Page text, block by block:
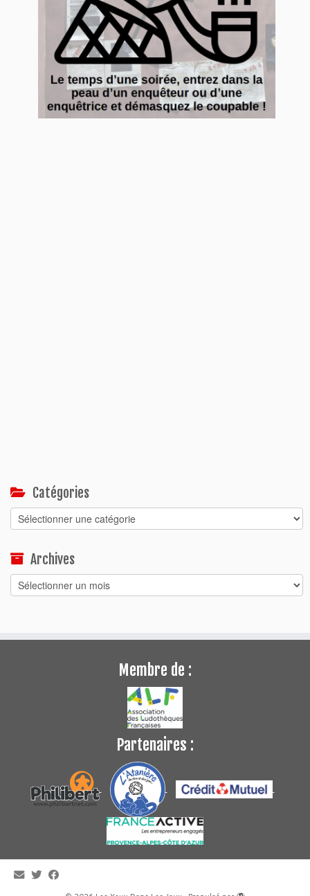
Catégories
Catégories
Archives
Archives
Membre de :
Partenaires :